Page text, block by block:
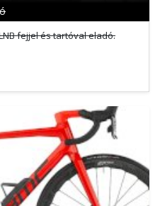
fejjel és tartóval eladó.